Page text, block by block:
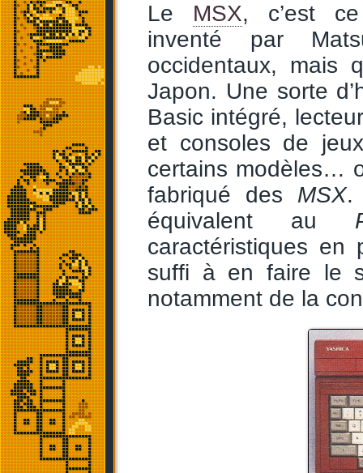
Le MSX, c’est ce
inventé par
occidentaux, mais
Japon. Une sorte
Basic intégré,
et consoles de
certains modèles…
fabriqué des MSX.
équivalent au
caractéristiques en
suffi à en faire le
notamment de la